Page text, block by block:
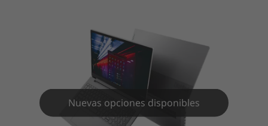
Nuevas opciones disponibles